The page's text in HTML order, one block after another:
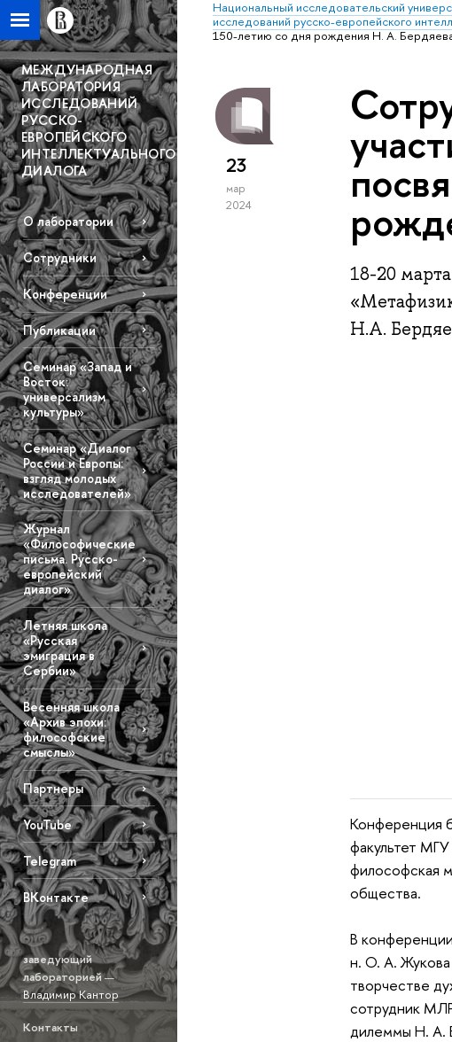
Национальный исследовательский
исследований русско-европейского
150-летию со дня рождения Н. А.
МЕЖДУНАРОДНАЯ
ЛАБОРАТОРИЯ
ИССЛЕДОВАНИЙ
РУССКО-
ЕВРОПЕЙСКОГО
ИНТЕЛЛЕКТУАЛЬНОГО
ДИАЛОГА
О лаборатории
Сотрудники
Конференции
Публикации
Семинар «Запад и
Восток:
универсализм
культуры»
Семинар «Диалог
России и Европы:
взгляд молодых
исследователей»
Журнал
«Философические
письма. Русско-
европейский
диалог»
Летняя школа
«Русская
эмиграция в
Сербии»
Весенняя школа
«Архив эпохи:
философские
смыслы»
Партнеры
YouTube
Telegram
ВКонтакте
заведующий
лабораторией—
Владимир Кантор
Контакты
23
мар
2024
18-20
Н.А.
Конференция
факультет
философская
общества.
В
н. О. А.
творчестве
сотрудник
дилеммы Н. А.